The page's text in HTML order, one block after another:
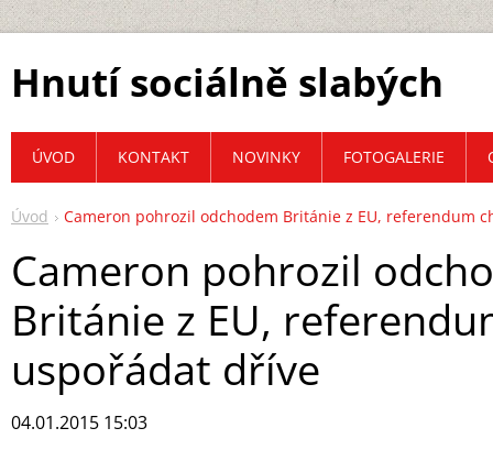
Hnutí sociálně slabých
Úvod Cameron pohrozil odchodem Británie z EU, referendum
Cameron pohrozil
Británie z EU,
uspořádat dříve
04.01.2015 15:03
ÚVOD KONTAKT NOVINKY FOTOGALERIE